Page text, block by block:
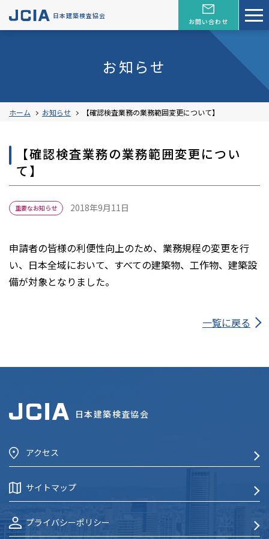
日本建築検査協会
お問い合わせ
お知らせ
ホーム お知らせ 【確認検査業務の業務範囲変更について】
【確認検査業務の業務範囲変更につい
て】
重要なお知らせ 2018年9月11日
申請者の皆様の利便性向上のため、業務規程の変更を行
い、日本全域において、すべての建築物、工作物、建築設
備が対象となりました。
一覧に戻る
日本建築検査協会
アクセス
サイトマップ
プライバシーポリシー